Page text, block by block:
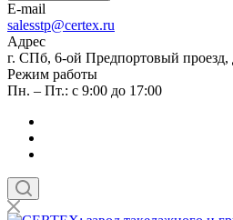
E-mail
salesstp@certex.ru
Адрес
г. СПб, 6-ой Предпортовый проезд,
Режим работы
Пн. – Пт.: с 9:00 до 17:00